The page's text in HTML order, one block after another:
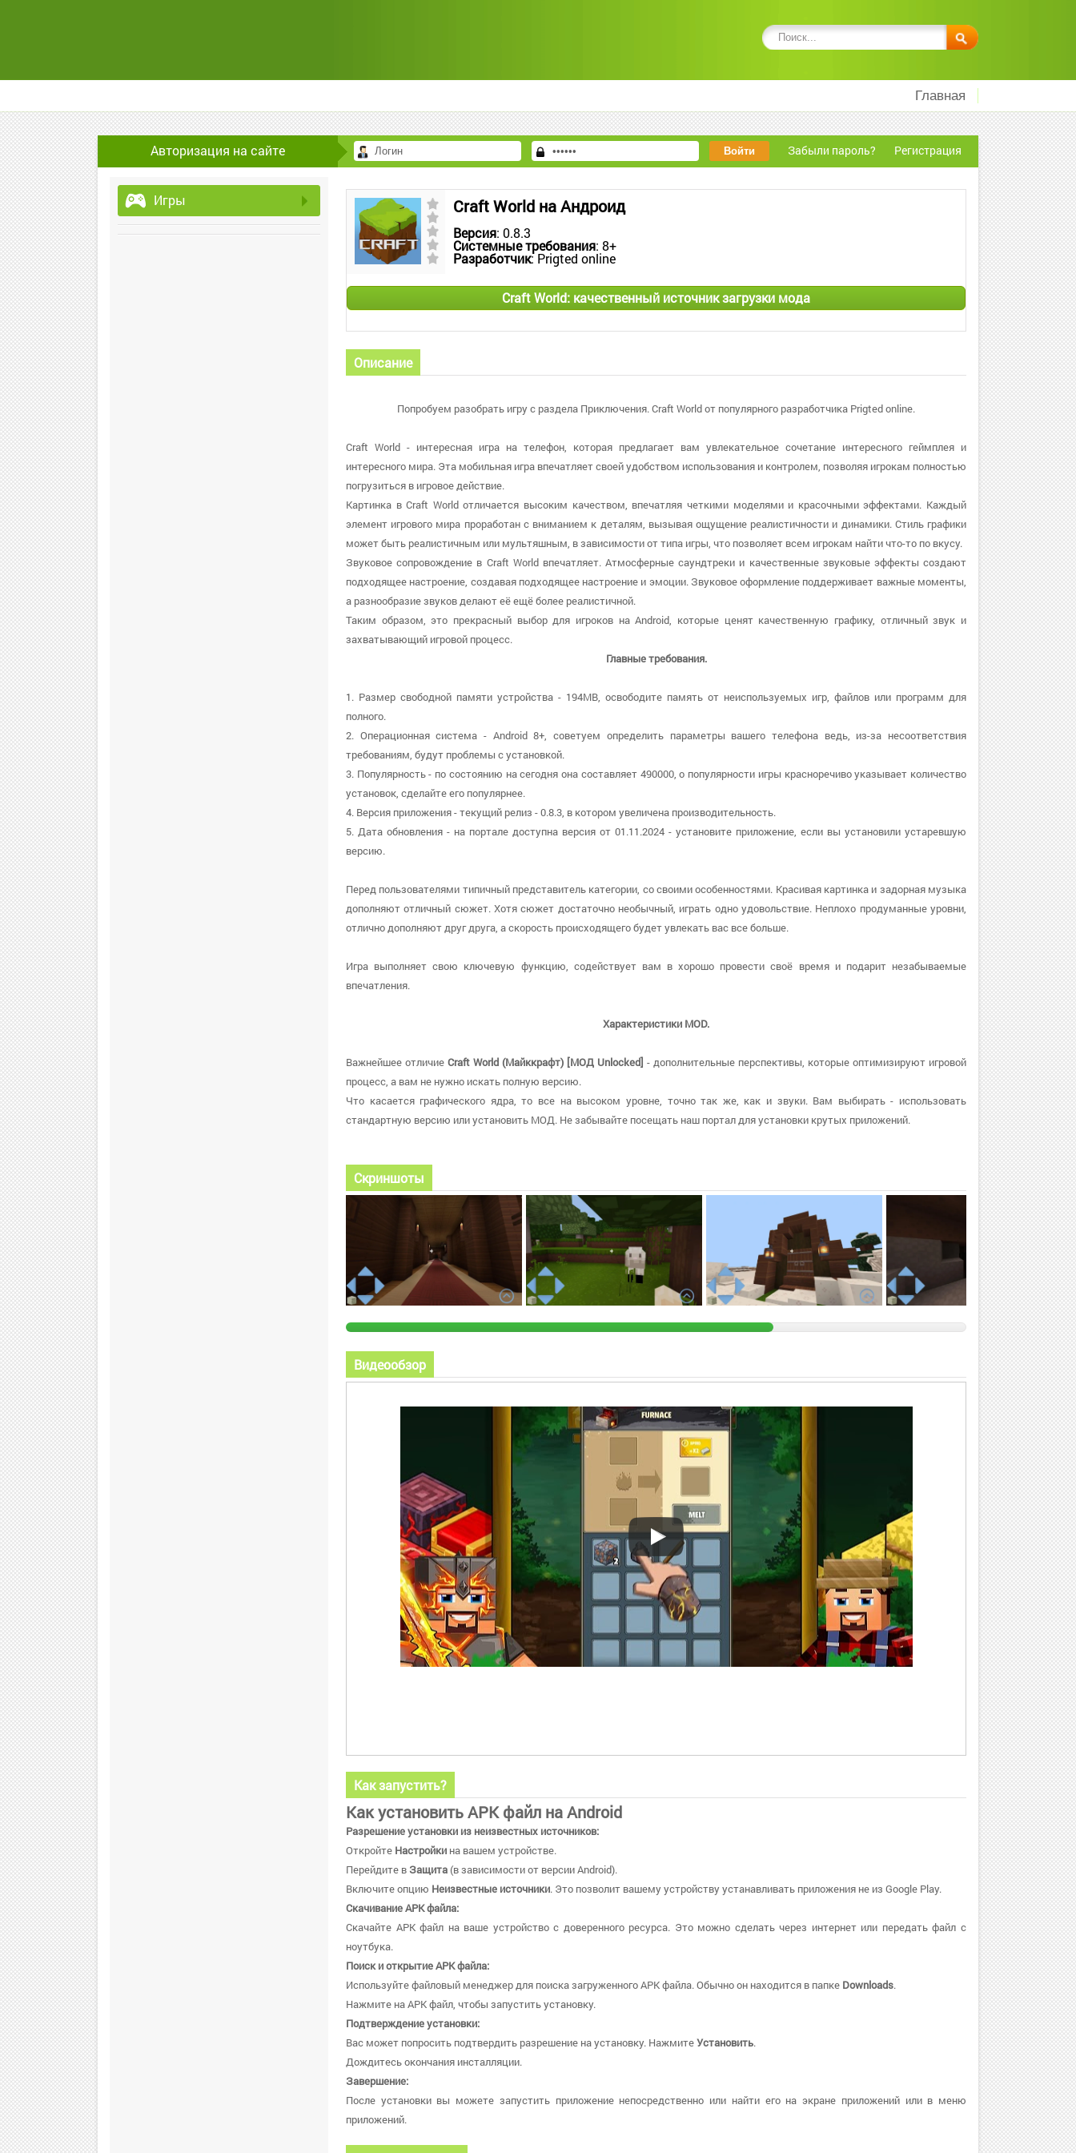
Главная
Авторизация на сайте Забыли пароль? Регистрация
Игры Craft World на Андроид
Версия: 0.8.3
Системные требования: 8+
Разработчик: Prigted online
Craft World: качественный источник загрузки мода
Описание
Попробуем разобрать игру с раздела Приключения. Craft World от популярного разработчика Prigted online.
Craft World - интересная игра на телефон, которая предлагает вам увлекательное сочетание интересного геймплея и
интересного мира. Эта мобильная игра впечатляет своей удобством использования и контролем, позволяя игрокам полностью
погрузиться в игровое действие.
Картинка в Craft World отличается высоким качеством, впечатляя четкими моделями и красочными эффектами. Каждый
элемент игрового мира проработан с вниманием к деталям, вызывая ощущение реалистичности и динамики. Стиль графики
может быть реалистичным или мультяшным, в зависимости от типа игры, что позволяет всем игрокам найти что-то по вкусу.
Звуковое сопровождение в Craft World впечатляет. Атмосферные саундтреки и качественные звуковые эффекты создают
подходящее настроение, создавая подходящее настроение и эмоции. Звуковое оформление поддерживает важные моменты,
а разнообразие звуков делают её ещё более реалистичной.
Таким образом, это прекрасный выбор для игроков на Android, которые ценят качественную графику, отличный звук и
захватывающий игровой процесс.
Главные требования.
1. Размер свободной памяти устройства - 194MB, освободите память от неиспользуемых игр, файлов или программ для
полного.
2. Операционная система - Android 8+, советуем определить параметры вашего телефона ведь, из-за несоответствия
требованиям, будут проблемы с установкой.
3. Популярность - по состоянию на сегодня она составляет 490000, о популярности игры красноречиво указывает количество
установок, сделайте его популярнее.
4. Версия приложения - текущий релиз - 0.8.3, в котором увеличена производительность.
5. Дата обновления - на портале доступна версия от 01.11.2024 - установите приложение, если вы установили устаревшую
версию.
Перед пользователями типичный представитель категории, со своими особенностями. Красивая картинка и задорная музыка
дополняют отличный сюжет. Хотя сюжет достаточно необычный, играть одно удовольствие. Неплохо продуманные уровни,
отлично дополняют друг друга, а скорость происходящего будет увлекать вас все больше.
Игра выполняет свою ключевую функцию, содействует вам в хорошо провести своё время и подарит незабываемые
впечатления.
Характеристики MOD.
Важнейшее отличие Craft World (Майккрафт) [МОД Unlocked] - дополнительные перспективы, которые оптимизируют игровой
процесс, а вам не нужно искать полную версию.
Что касается графического ядра, то все на высоком уровне, точно так же, как и звуки. Вам выбирать - использовать
стандартную версию или установить МОД. Не забывайте посещать наш портал для установки крутых приложений.
Скриншоты
Видеообзор
Как запустить?
Как установить APK файл на Android
Разрешение установки из неизвестных источников:
Откройте Настройки на вашем устройстве.
Перейдите вЗащита (в зависимости от версии Android).
Включите опцию Неизвестные источники. Это позволит вашему устройству устанавливать приложения не из Google Play.
Скачивание APK файла:
Скачайте APK файл на ваше устройство с доверенного ресурса. Это можно сделать через интернет или передать файл с
ноутбука.
Поиск и открытие APK файла:
Используйте файловый менеджер для поиска загруженного APK файла. Обычно он находится в папке Downloads.
Нажмите на APK файл, чтобы запустить установку.
Подтверждение установки:
Вас может попросить подтвердить разрешение на установку. НажмитеУстановить.
Дождитесь окончания инсталляции.
Завершение:
После установки вы можете запустить приложение непосредственно или найти его на экране приложений или в меню
приложений.